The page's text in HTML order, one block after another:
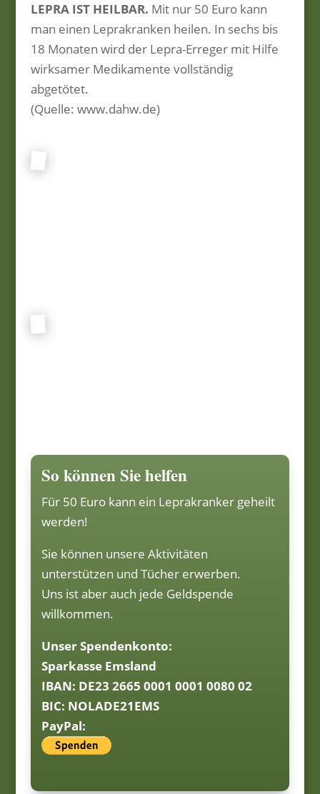
LEPRA IST HEILBAR. Mit nur 50 Euro kann
man einen Leprakranken heilen. In sechs bis
18 Monaten wird der Lepra-Erreger mit Hilfe
wirksamer Medikamente vollständig
abgetötet.
(Quelle: www.dahw.de)
So können Sie helfen
Für 50 Euro kann ein Leprakranker geheilt
werden!
Sie können unsere Aktivitäten
unterstützen und Tücher erwerben.
Uns ist aber auch jede Geldspende
willkommen.
Unser Spendenkonto:
Sparkasse Emsland
IBAN: DE23 2665 0001 0001 0080 02
BIC: NOLADE21EMS
PayPal: